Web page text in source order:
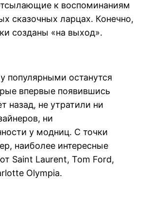
к воспоминаниям
сказочных ларцах. Конечно,
созданы «на выход».
популярными останутся
впервые появившись
назад, не утратили ни
ни
у модниц. С точки
наиболее интересные
Saint Laurent, Тоm Ford,
Olympia.